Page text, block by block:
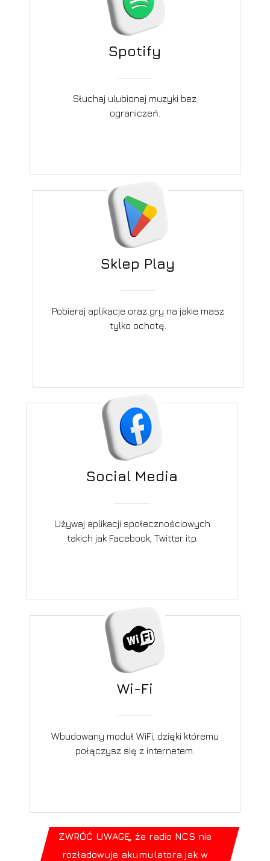
Spotify
Słuchaj ulubionej muzyki bez
ograniczeń.
Sklep Play
Pobieraj aplikacje oraz gry na jakie masz
tylko ochotę.
Social Media
Używaj aplikacji społecznościowych
takich jak Facebook, Twitter itp.
Wi-Fi
Wbudowany moduł WiFi, dzięki któremu
połączysz się z internetem.
ZWRÓĆ UWAGĘ, że radio NCS nie
rozładowuje akumulatora jak w